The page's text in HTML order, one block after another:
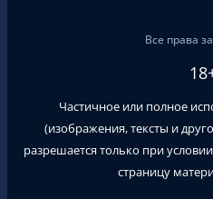
Все права
Частичное или полное
(изображения, тексты и
разрешается только при
страницу